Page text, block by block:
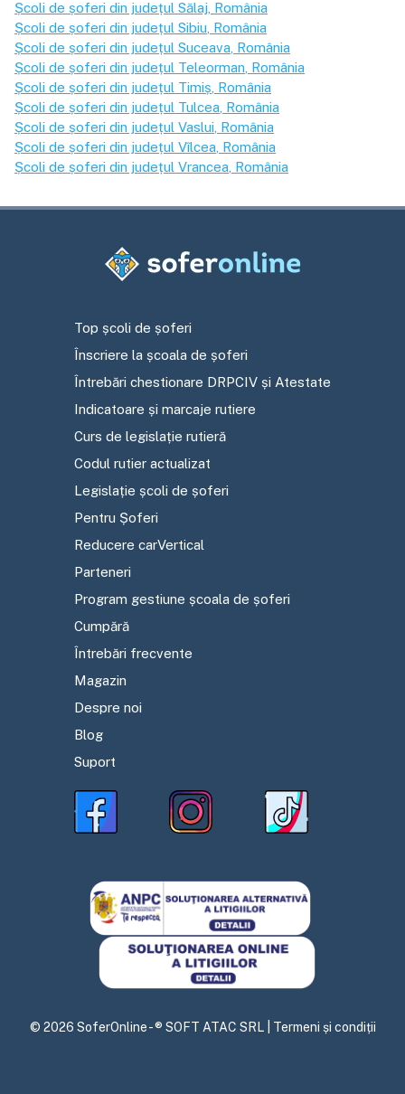
Școli de șoferi din județul Sălaj , România
Școli de șoferi din județul Sibiu , România
Școli de șoferi din județul Suceava , România
Școli de șoferi din județul Teleorman , România
Școli de șoferi din județul Timiș , România
Școli de șoferi din județul Tulcea , România
Școli de șoferi din județul Vaslui , România
Școli de șoferi din județul Vîlcea , România
Școli de șoferi din județul Vrancea , România
Top școli de șoferi
Înscriere la școala de șoferi
Întrebări chestionare DRPCIV și Atestate
Indicatoare și marcaje rutiere
Curs de legislație rutieră
Codul rutier actualizat
Legislație școli de șoferi
Pentru Șoferi
Reducere carVertical
Parteneri
Program gestiune școala de șoferi
Cumpără
Întrebări frecvente
Magazin
Despre noi
Blog
Suport
© 2026 SoferOnline - ® SOFT ATAC SRL | Termeni și condiții